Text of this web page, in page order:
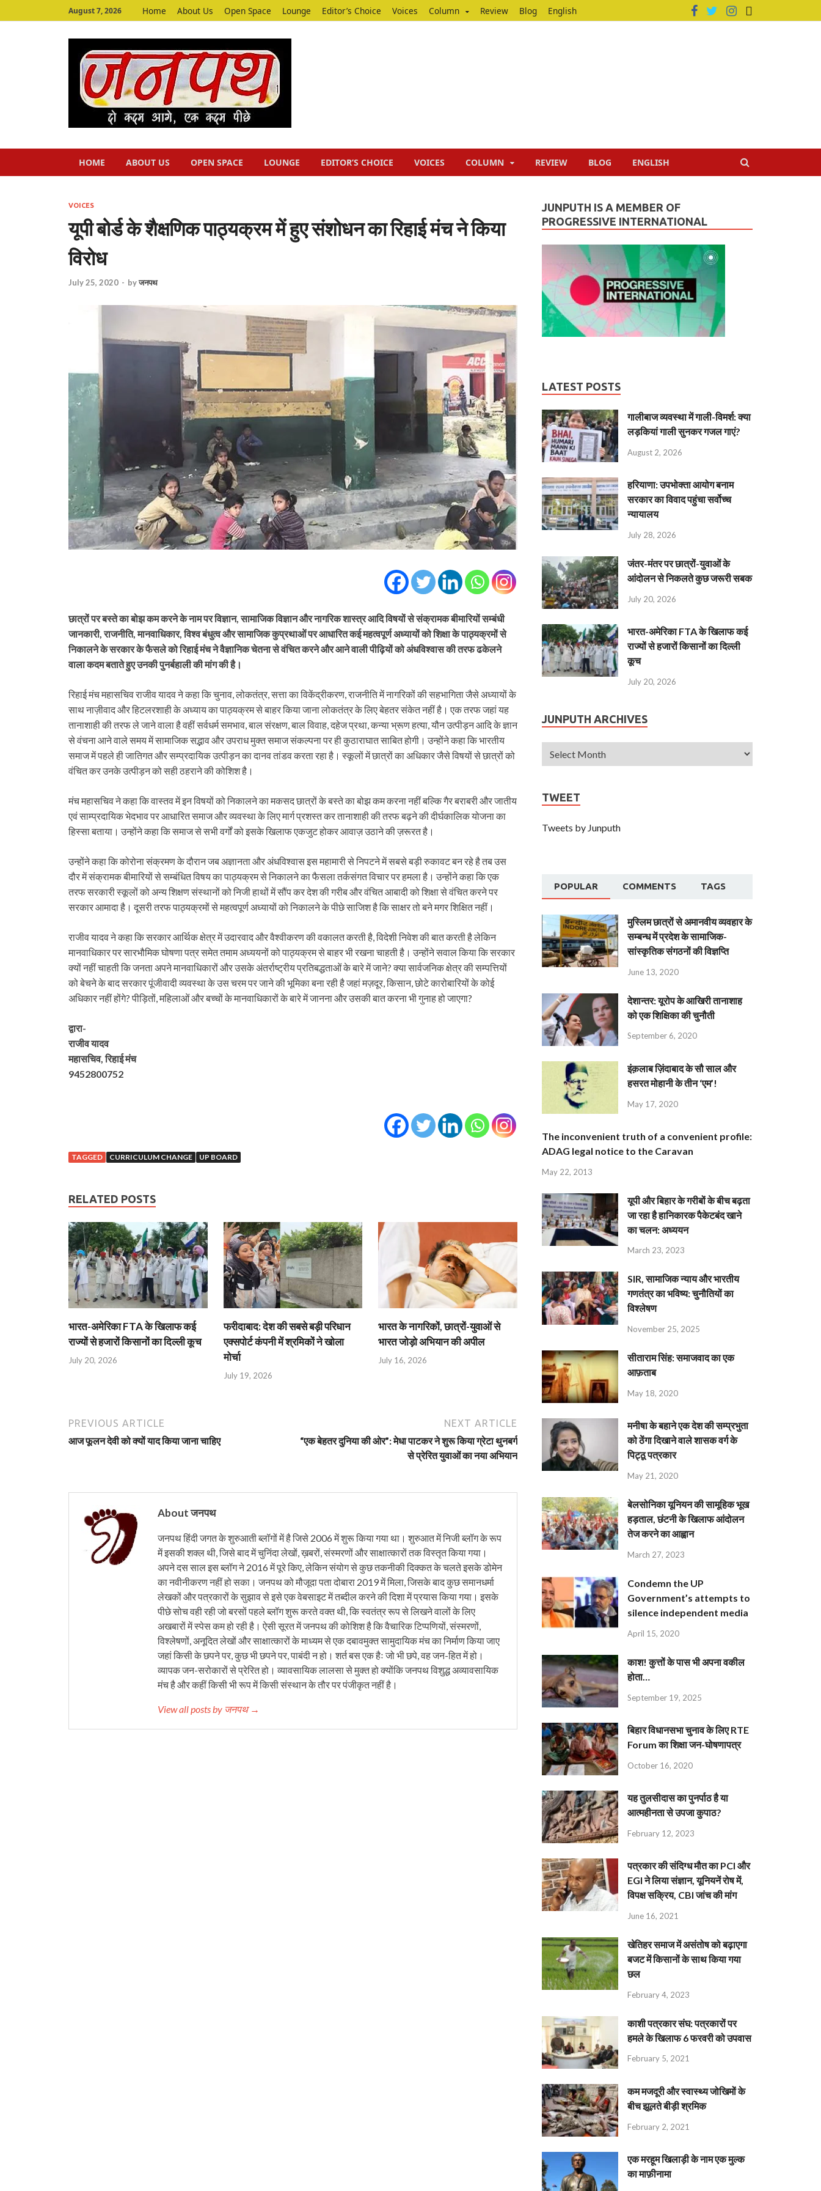
August 7, 2026 Home About Us Open Space Lounge Editor’s Choice Voices Column Review Blog English
HOME ABOUT US OPEN SPACE LOUNGE EDITOR’S CHOICE VOICES COLUMN REVIEW BLOG ENGLISH
VOICES
यूपी बोर्ड के शैक्षणिक पाठ्यक्रम में हुए संशोधन का रिहाई मंच ने किया
विरोध
July 25, 2020 - byजनपथ
छात्रों पर बस्ते का बोझ कम करने के नाम पर विज्ञान, सामाजिक विज्ञान और नागरिक शास्त्र आदि विषयों से संक्रामक बीमारियों सम्बंधी
जानकारी, राजनीति, मानवाधिकार, विश्व बंधुत्व और सामाजिक कुप्रथाओं पर आधारित कई महत्वपूर्ण अध्यायों को शिक्षा के पाठ्यक्रमों से
निकालने के सरकार के फैसले को रिहाई मंच ने वैज्ञानिक चेतना से वंचित करने और आने वाली पीढ़ियों को अंधविश्वास की तरफ ढकेलने
वाला कदम बताते हुए उनकी पुनर्बहाली की मांग की है।
रिहाई मंच महासचिव राजीव यादव ने कहा कि चुनाव, लोकतंत्र, सत्ता का विकेंद्रीकरण, राजनीति में नागरिकों की सहभागिता जैसे अध्यायों के
साथ नाज़ीवाद और हिटलरशाही के अध्याय का पाठ्यक्रम से बाहर किया जाना लोकतंत्र के लिए बेहतर संकेत नहीं है। एक तरफ जहां यह
तानाशाही की तरफ ले जाने वाला है वहीं सर्वधर्म समभाव, बाल संरक्षण, बाल विवाह, दहेज प्रथा, कन्या भ्रूण हत्या, यौन उत्पीड़न आदि के ज्ञान
से वंचना आने वाले समय में सामाजिक सद्भाव और उपराध मुक्त समाज संकल्पना पर ही कुठाराघात साबित होगी। उन्होंने कहा कि भारतीय
समाज में पहले ही जातिगत और सम्प्रदायिक उत्पीड़न का दानव तांडव करता रहा है। स्कूलों में छात्रों का अधिकार जैसे विषयों से छात्रों को
वंचित कर उनके उत्पीड़न को सही ठहराने की कोशिश है।
मंच महासचिव ने कहा कि वास्तव में इन विषयों को निकालने का मकसद छात्रों के बस्ते का बोझ कम करना नहीं बल्कि गैर बराबरी और जातीय
एवं साम्प्रदायिक भेदभाव पर आधारित समाज और व्यवस्था के लिए मार्ग प्रशस्त कर तानाशाही की तरफ बढ़ने की दीर्घकालिक योजना का
हिस्सा बताया। उन्होंने कहा कि समाज से सभी वर्गों को इसके खिलाफ एकजुट होकर आवाज़ उठाने की ज़रूरत है।
उन्होंने कहा कि कोरोना संक्रमण के दौरान जब अज्ञानता और अंधविश्वास इस महामारी से निपटने में सबसे बड़ी रुकावट बन रहे है तब उस
दौर में संक्रामक बीमारियों से सम्बंधित विषय का पाठ्यक्रम से निकालने का फैसला तर्कसंगत विचार पर हमला है। उन्होंने कहा कि एक
तरफ सरकारी स्कूलों को अन्य शिक्षण संस्थानों को निजी हाथों में सौंप कर देश की गरीब और वंचित आबादी को शिक्षा से वंचित करने पर
सरकार आमादा है। दूसरी तरफ पाठ्यक्रमों से महत्वपूर्ण अध्यायों को निकालने के पीछे साजिश है कि साक्षर तो बने मगर शिक्षित नहीं।
राजीव यादव ने कहा कि सरकार आर्थिक क्षेत्र में उदारवाद और वैश्वीकरण की वकालत करती है, विदेशी निवेश की बात करती है लेकिन
मानवाधिकार पर सारभौमिक घोषणा पत्र समेत तमाम अध्ययनों को पाठ्यक्रम से बाहर भी रखना चाहती है। उन्होंने सवाल किया कि सरकार
क्यों नहीं चाहती कि जनता अपने मानवाधिकारों और उसके अंतर्राष्ट्रीय प्रतिबद्धताओं के बारे में जाने? क्या सार्वजनिक क्षेत्र की सम्पत्तियों
को बेचने के बाद सरकार पूंजीवादी व्यवस्था के उस चरम पर जाने की भूमिका बना रही है जहां मज़दूर, किसान, छोटे कारोबारियों के कोई
अधिकार नहीं होंगे? पीड़ितों, महिलाओं और बच्चों के मानवाधिकारों के बारे में जानना और उसकी बात करना भी गुनाह हो जाएगा?
द्वारा-
राजीव यादव
महासचिव, रिहाई मंच
9452800752
TAGGED CURRICULUM CHANGE UP BOARD
RELATED POSTS
भारत-अमेरिका FTA के खिलाफ कई
राज्यों से हजारों किसानों का दिल्ली कूच
July 20, 2026
फरीदाबाद: देश की सबसे बड़ी परिधान
एक्सपोर्ट कंपनी में श्रमिकों ने खोला
मोर्चा
July 19, 2026
भारत के नागरिकों, छात्रों-युवाओं से
भारत जोड़ो अभियान की अपील
July 16, 2026
PREVIOUS ARTICLE
आज फूलन देवी को क्यों याद किया जाना चाहिए
NEXT ARTICLE
“एक बेहतर दुनिया की ओर”: मेधा पाटकर ने शुरू किया ग्रेटा थुनबर्ग
से प्रेरित युवाओं का नया अभियान
About जनपथ
जनपथ हिंदी जगत के शुरुआती ब्लॉगों में है जिसे 2006 में शुरू किया गया था। शुरुआत में निजी ब्लॉग के रूप
में इसकी शक्ल थी, जिसे बाद में चुनिंदा लेखों, ख़बरों, संस्मरणों और साक्षात्कारों तक विस्तृत किया गया।
अपने दस साल इस ब्लॉग ने 2016 में पूरे किए, लेकिन संयोग से कुछ तकनीकी दिक्कत के चलते इसके डोमेन
का नवीनीकरण नहीं हो सका। जनपथ को मौजूदा पता दोबारा 2019 में मिला, जिसके बाद कुछ समानधर्मा
लेखकों और पत्रकारों के सुझाव से इसे एक वेबसाइट में तब्दील करने की दिशा में प्रयास किया गया। इसके
पीछे सोच वही रही जो बरसों पहले ब्लॉग शुरू करते वक्त थी, कि स्वतंत्र रूप से लिखने वालों के लिए
अखबारों में स्पेस कम हो रही है। ऐसी सूरत में जनपथ की कोशिश है कि वैचारिक टिप्पणियों, संस्मरणों,
विश्लेषणों, अनूदित लेखों और साक्षात्कारों के माध्यम से एक दबावमुक्त सामुदायिक मंच का निर्माण किया जाए
जहां किसी के छपने पर, कुछ भी छपने पर, पाबंदी न हो। शर्त बस एक हैः जो भी छपे, वह जन-हित में हो।
व्यापक जन-सरोकारों से प्रेरित हो। व्यावसायिक लालसा से मुक्त हो क्योंकि जनपथ विशुद्ध अव्यावसायिक
मंच है और कहीं किसी भी रूप में किसी संस्थान के तौर पर पंजीकृत नहीं है।
View all posts by जनपथ →
JUNPUTH IS A MEMBER OF
PROGRESSIVE INTERNATIONAL
LATEST POSTS
गालीबाज व्‍यवस्‍था में गाली-विमर्श: क्या
लड़कियां गाली सुनकर गजल गाएं?
August 2, 2026
हरियाणा: उपभोक्ता आयोग बनाम
सरकार का विवाद पहुंचा सर्वोच्च
न्यायालय
July 28, 2026
जंतर-मंतर पर छात्रों-युवाओं के
आंदोलन से निकलते कुछ जरूरी सबक
July 20, 2026
भारत-अमेरिका FTA के खिलाफ कई
राज्यों से हजारों किसानों का दिल्ली
कूच
July 20, 2026
JUNPUTH ARCHIVES
TWEET
Tweets by Junputh
POPULAR COMMENTS TAGS
मुस्लिम छात्रों से अमानवीय व्यवहार के
सम्बन्ध में प्रदेश के सामाजिक-
सांस्कृतिक संगठनों की विज्ञप्ति
June 13, 2020
देशान्‍तर: यूरोप के आखिरी तानाशाह
को एक शिक्षिका की चुनौती
September 6, 2020
इंक़लाब ज़िंदाबाद के सौ साल और
हसरत मोहानी के तीन ‘एम’!
May 17, 2020
The inconvenient truth of a convenient profile:
ADAG legal notice to the Caravan
May 22, 2013
यूपी और बिहार के गरीबों के बीच बढ़ता
जा रहा है हानिकारक पैकेटबंद खाने
का चलन: अध्ययन
March 23, 2023
SIR, सामाजिक न्याय और भारतीय
गणतंत्र का भविष्य: चुनौतियों का
विश्लेषण
November 25, 2025
सीताराम सिंह: समाजवाद का एक
आफ़ताब
May 18, 2020
मनीषा के बहाने एक देश की सम्प्रभुता
को ठेंगा दिखाने वाले शासक वर्ग के
पिट्ठू पत्रकार
May 21, 2020
बेलसोनिका यूनियन की सामूहिक भूख
हड़ताल, छंटनी के खिलाफ आंदोलन
तेज करने का आह्वान
March 27, 2023
Condemn the UP
Government’s attempts to
silence independent media
April 15, 2020
काश! कुत्तों के पास भी अपना वकील
होता…
September 19, 2025
बिहार विधानसभा चुनाव के लिए RTE
Forum का शिक्षा जन-घोषणापत्र
October 16, 2020
यह तुलसीदास का पुनर्पाठ है या
आत्महीनता से उपजा कुपाठ?
February 12, 2023
पत्रकार की संदिग्ध मौत का PCI और
EGI ने लिया संज्ञान, यूनियनें रोष में,
विपक्ष सक्रिय, CBI जांच की मांग
June 16, 2021
खेतिहर समाज में असंतोष को बढ़ाएगा
बजट में किसानों के साथ किया गया
छल
February 4, 2023
काशी पत्रकार संघ: पत्रकारों पर
हमले के खिलाफ 6 फरवरी को उपवास
February 5, 2021
कम मजदूरी और स्वास्थ्य जोखिमों के
बीच झूलते बीड़ी श्रमिक
February 2, 2021
एक मरहूम खिलाड़ी के नाम एक मुल्क
का माफ़ीनामा